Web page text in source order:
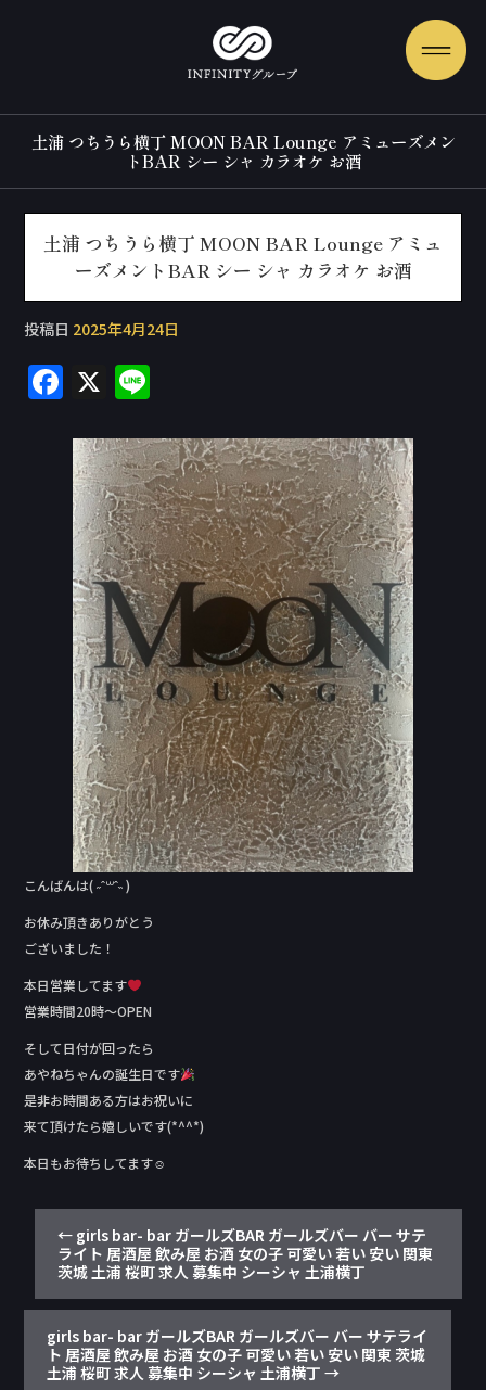
土浦 つちうら横丁 MOON BAR Lounge アミューズメン
トBAR シー シャ カラオケ お酒
土浦 つちうら横丁 MOON BAR Lounge アミュ
ーズメントBAR シー シャ カラオケ お酒
投稿日 2025年4月24日
F
c
e
b
o
o
k
X
e
こんばんは( ˶ˆ꒳ˆ˵ )
お休み頂きありがとう
ございました！
本日営業してます
営業時間20時〜OPEN
そして日付が回ったら
あやねちゃんの誕生日です
是非お時間ある方はお祝いに
来て頂けたら嬉しいです(*^^*)
本日もお待ちしてます☺︎︎
← girls bar- bar ガールズBAR ガールズバー バー サテ
ライト 居酒屋 飲み屋 お酒 女の子 可愛い 若い 安い 関東
茨城 土浦 桜町 求人 募集中 シーシャ 土浦横丁
girls bar- bar ガールズBAR ガールズバー バー サテライ
ト 居酒屋 飲み屋 お酒 女の子 可愛い 若い 安い 関東 茨城
土浦 桜町 求人 募集中 シーシャ 土浦横丁→